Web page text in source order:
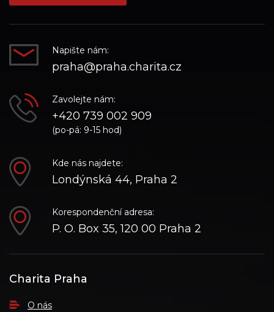
Napište nám:
praha@praha.charita.cz
Zavolejte nám:
+420 739 002 909
(po-pá: 9-15 hod)
Kde nás najdete:
Londýnská 44, Praha 2
Korespondenční adresa:
P. O. Box 35, 120 00 Praha 2
Charita Praha
O nás